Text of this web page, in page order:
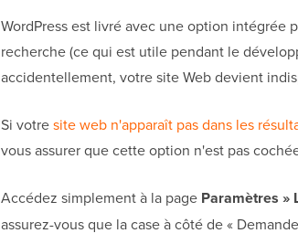
WordPress est livré avec une option intégrée
recherche (ce qui est utile pendant le
accidentellement, votre site Web devient
Si votresite web n'apparaît pas dans les
vous assurer que cette option n'est pas
Accédez simplement à la page Paramètres »
assurez-vous que la case à côté de «